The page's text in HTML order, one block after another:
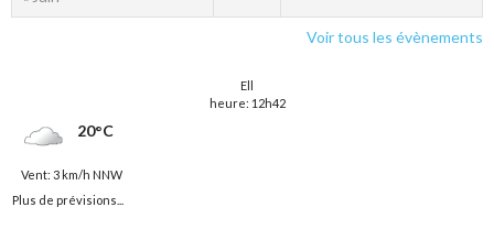
Voir tous les évènements
Ell
heure: 12h42
20°C
Vent: 3 km/h NNW
Plus de prévisions...